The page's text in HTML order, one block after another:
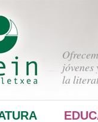
jóvenes
la